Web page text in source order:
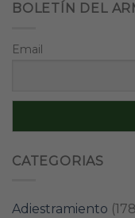
BOLETÍN DEL
Email
CATEGORIAS
Adiestramiento